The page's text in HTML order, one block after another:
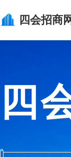
四会招商
四